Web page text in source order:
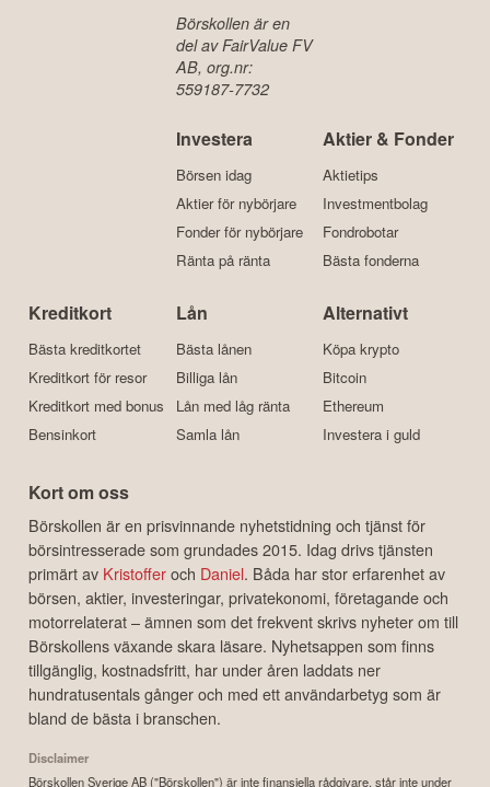
Börskollen är en
del av FairValue FV
AB, org.nr:
559187-7732
Investera
Börsen idag
Aktier för nybörjare
Fonder för nybörjare
Ränta på ränta
Aktier & Fonder
Aktietips
Investmentbolag
Fondrobotar
Bästa fonderna
Kreditkort
Bästa kreditkortet
Kreditkort för resor
Kreditkort med bonus
Bensinkort
Lån
Bästa lånen
Billiga lån
Lån med låg ränta
Samla lån
Alternativt
Köpa krypto
Bitcoin
Ethereum
Investera i guld
Kort om oss
Börskollen är en prisvinnande nyhetstidning och tjänst för
börsintresserade som grundades 2015. Idag drivs tjänsten
primärt av Kristofferoch Daniel. Båda har stor erfarenhet av
börsen, aktier, investeringar, privatekonomi, företagande och
motorrelaterat – ämnen som det frekvent skrivs nyheter om till
Börskollens växande skara läsare. Nyhetsappen som finns
tillgänglig, kostnadsfritt, har under åren laddats ner
hundratusentals gånger och med ett användarbetyg som är
bland de bästa i branschen.
Disclaimer
Börskollen Sverige AB ("Börskollen") är inte finansiella rådgivare, står inte under